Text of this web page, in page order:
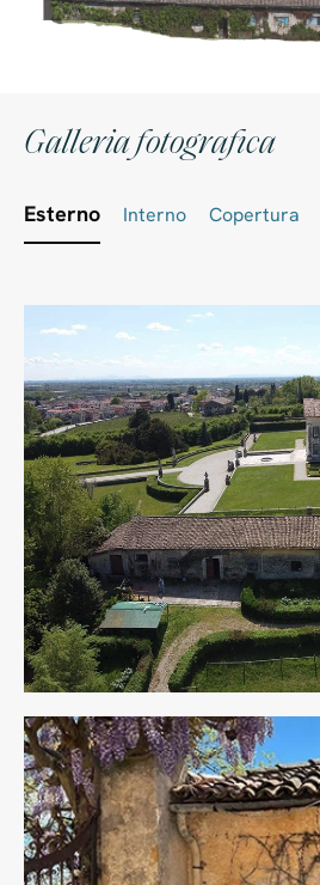
Galleria fotografica
Esterno Interno Copertura